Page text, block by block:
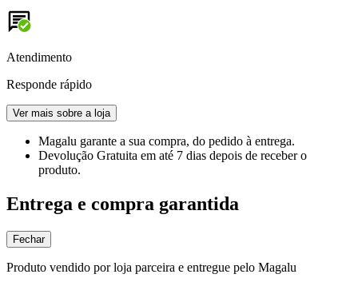
Atendimento
Responde rápido
Ver mais sobre a loja
Magalu garante a sua compra, do pedido à entrega.
Devolução Gratuita em até 7 dias depois de receber o
produto.
Entrega e compra garantida
Fechar
Produto vendido por loja parceira e entregue pelo Magalu